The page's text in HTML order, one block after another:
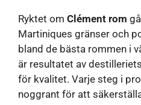
Ryktet om Clément rom
Martiniques gränser och
bland de bästa rommen i
är resultatet av
för kvalitet. Varje steg i
noggrant för att